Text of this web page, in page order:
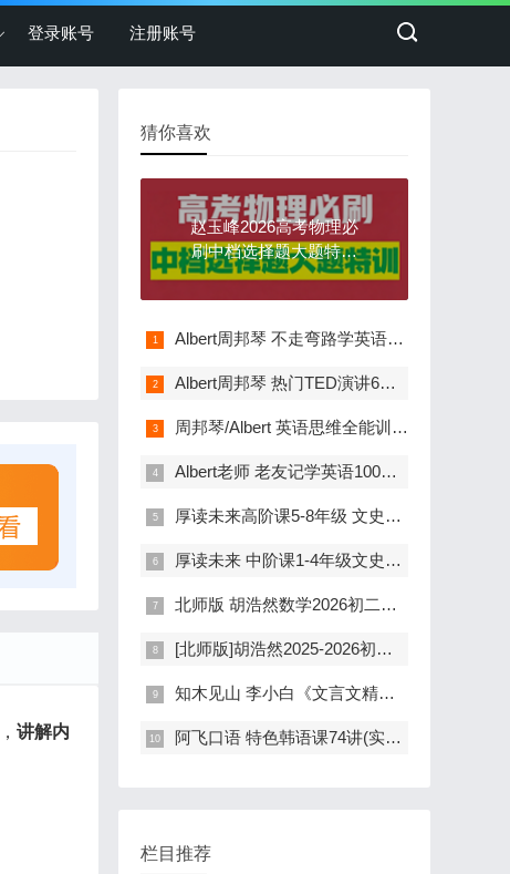
登录账号 注册账号
， 讲解内
猜你喜欢
赵玉峰2026高考物理必
刷中档选择题大题特训
(含电子讲义)
Albert周邦琴 不走弯路学英语21讲音频课(MP3资源268M)
Albert周邦琴 热门TED演讲6篇30天听力计划(音频MP3)
周邦琴/Albert 英语思维全能训练营26周课程(课件+练习)
Albert老师 老友记学英语100讲音频MP3听说训练(含讲义)
厚读未来高阶课5-8年级 文史思辨(写作阅读中考)
厚读未来 中阶课1-4年级文史思辨体系课程(直播+录播)
北师版 胡浩然数学2026初二下学期寒假A+(含讲义)
[北师版]胡浩然2025-2026初二数学上秋季A+(含讲义)
知木见山 李小白《文言文精读思辨100篇视频+音频》
阿飞口语 特色韩语课74讲(实用高效韩语学习)
栏目推荐